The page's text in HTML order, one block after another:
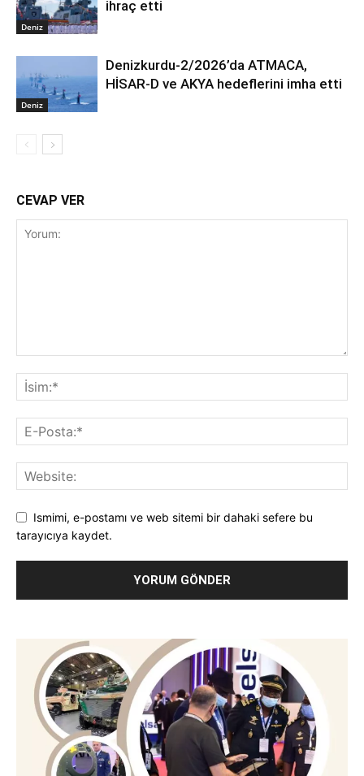
Deniz
ihraç etti
Deniz
Denizkurdu-2/2026’da ATMACA,
HİSAR-D ve AKYA hedeflerini imha etti
CEVAP VER
Ismimi, e-postamı ve web sitemi bir dahaki sefere bu
tarayıcıya kaydet.